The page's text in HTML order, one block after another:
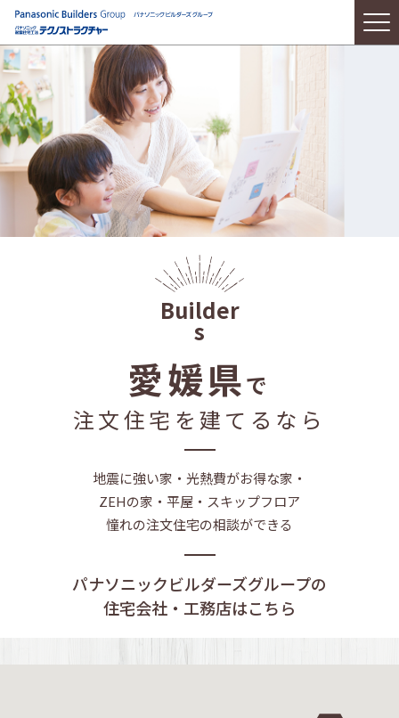
愛媛県で
注文住宅を建てるなら
地震に強い家・光熱費がお得な家・
ZEHの家・平屋・スキップフロア
憧れの注文住宅の相談ができる
パナソニックビルダーズグループの
住宅会社・工務店はこちら